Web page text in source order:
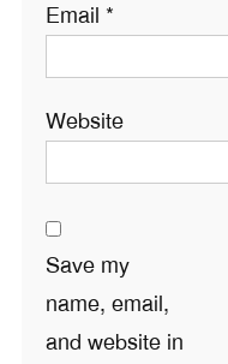
Email *
Website
Save my
name, email,
and website in